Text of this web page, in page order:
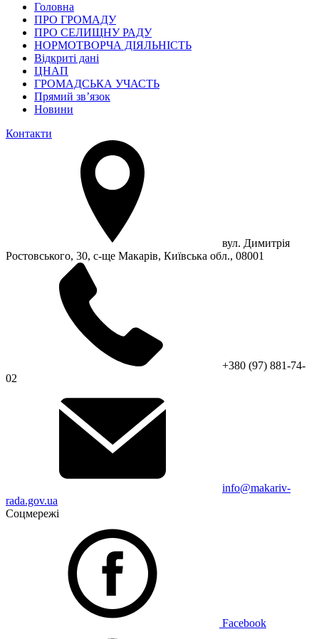
Головна
ПРО ГРОМАДУ
ПРО СЕЛИЩНУ РАДУ
НОРМОТВОРЧА ДІЯЛЬНІСТЬ
Відкриті дані
ЦНАП
ГРОМАДСЬКА УЧАСТЬ
Прямий зв’язок
Новини
Контакти
вул. Димитрія
Ростовського, 30, с-ще Макарів, Київська обл., 08001
+380 (97) 881-74-
02
info@makariv-
rada.gov.ua
Соцмережі
Facebook